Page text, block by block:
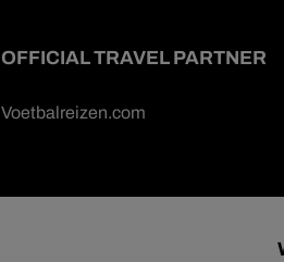
OFFICIAL TRAVEL PARTNER
Voetbalreizen.com